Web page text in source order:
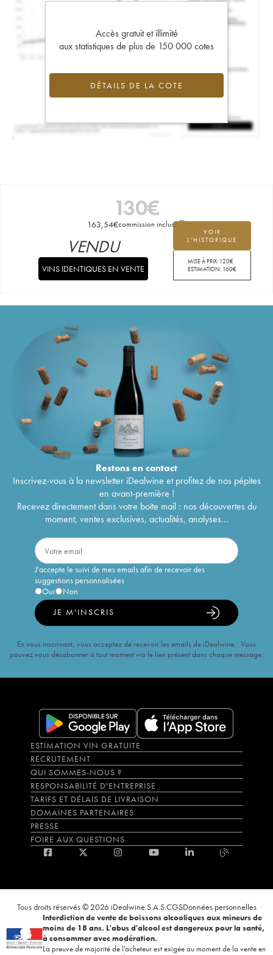
Accès gratuit et illimité
aux statistiques de plus de 150 000 cotes
DÉTAILS DE LA COTE
130€
163,54€commission incluse
VOIR
L'HISTORIQUE
MISE À PRIX: 120€
ESTIMATION: 160€
VENDU
VINS IDENTIQUES EN VENTE
Restons encontact
Inscrivez-vous à la newsletter iDealwine et profitez de nos pépites
en avant-première !
Recevez directement dans votre boîte mail : nos découvertes du
moment, ventes exclusives, actualités, analyses...
J'accepte le suivi de mes emails afin de recevoir des
suggestions personnalisées
Oui
Non
JE M'INSCRIS
En vous inscrivant, vous acceptez de recevoir les emails de iDealwine. Vous
pouvez vous désabonner à tout moment via le lien présent dans chaque message.
ESTIMATION VIN GRATUITE
RECRUTEMENT
QUI SOMMES-NOUS ?
RESPONSABILITÉ D'ENTREPRISE
TARIFS ET DÉLAIS DE LIVRAISON
DOMAINES PARTENAIRES
PRESSE
FOIRE AUX QUESTIONS
Tous droits réservés © 2026 iDealwine S.A.S.CGSDonnées personnelles
Interdiction de vente de boissons alcooliques aux mineurs de
moins de 18 ans. L'abus d'alcool est dangereux pour la santé,
à consommer avec modération.
La preuve de majorité de l'acheteur est exigée au moment de la vente en